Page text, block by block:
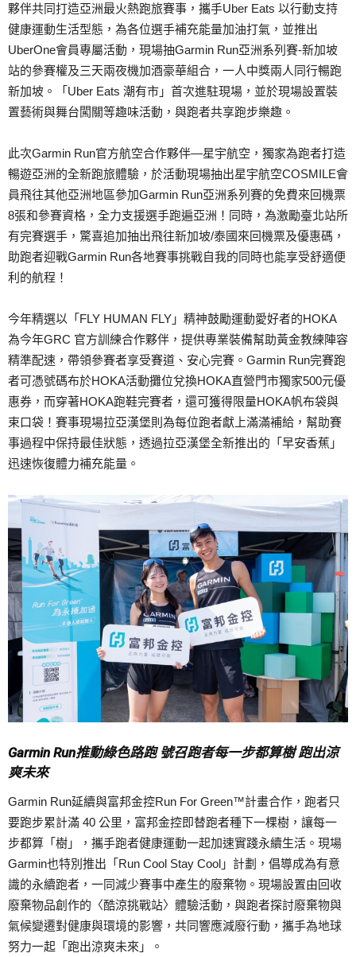
夥伴共同打造亞洲最火熱跑旅賽事，攜手Uber Eats 以行動支持
健康運動生活型態，為各位選手補充能量加油打氣，並推出
UberOne會員專屬活動，現場抽Garmin Run亞洲系列賽-新加坡
站的參賽權及三天兩夜機加酒豪華組合，一人中獎兩人同行暢跑
新加坡。「Uber Eats 潮有市」首次進駐現場，並於現場設置裝
置藝術與舞台闖關等趣味活動，與跑者共享跑步樂趣。
此次Garmin Run官方航空合作夥伴—星宇航空，獨家為跑者打造
暢遊亞洲的全新跑旅體驗，於活動現場抽出星宇航空COSMILE會
員飛往其他亞洲地區參加Garmin Run亞洲系列賽的免費來回機票
8張和參賽資格，全力支援選手跑遍亞洲！同時，為激勵臺北站所
有完賽選手，驚喜追加抽出飛往新加坡/泰國來回機票及優惠碼，
助跑者迎戰Garmin Run各地賽事挑戰自我的同時也能享受舒適便
利的航程！
今年精選以「FLY HUMAN FLY」精神鼓勵運動愛好者的HOKA
為今年GRC 官方訓練合作夥伴，提供專業裝備幫助黃金教練陣容
精準配速，帶領參賽者享受賽道、安心完賽。Garmin Run完賽跑
者可憑號碼布於HOKA活動攤位兌換HOKA直營門市獨家500元優
惠券，而穿著HOKA跑鞋完賽者，還可獲得限量HOKA帆布袋與
束口袋！賽事現場拉亞漢堡則為每位跑者獻上滿滿補給，幫助賽
事過程中保持最佳狀態，透過拉亞漢堡全新推出的「早安香蕉」
迅速恢復體力補充能量。
Garmin Run推動綠色路跑 號召跑者每一步都算樹 跑出涼
爽未來
Garmin Run延續與富邦金控Run For Green™計畫合作，跑者只
要跑步累計滿 40 公里，富邦金控即替跑者種下一棵樹，讓每一
步都算「樹」，攜手跑者健康運動一起加速實踐永續生活。現場
Garmin也特別推出「Run Cool Stay Cool」計劃，倡導成為有意
識的永續跑者，一同減少賽事中產生的廢棄物。現場設置由回收
廢棄物品創作的〈酷涼挑戰站〉體驗活動，與跑者探討廢棄物與
氣候變遷對健康與環境的影響，共同響應減廢行動，攜手為地球
努力一起「跑出涼爽未來」。